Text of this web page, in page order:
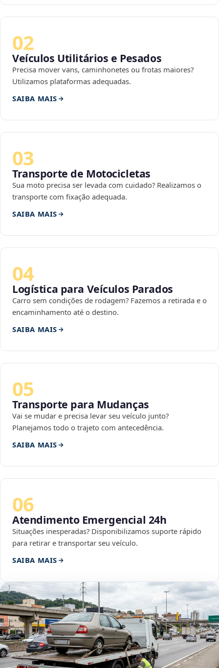
02
Veículos Utilitários e Pesados
Precisa mover vans, caminhonetes ou frotas maiores?
Utilizamos plataformas adequadas.
SAIBA MAIS
03
Transporte de Motocicletas
Sua moto precisa ser levada com cuidado? Realizamos o
transporte com fixação adequada.
SAIBA MAIS
04
Logística para Veículos Parados
Carro sem condições de rodagem? Fazemos a retirada e o
encaminhamento até o destino.
SAIBA MAIS
05
Transporte para Mudanças
Vai se mudar e precisa levar seu veículo junto?
Planejamos todo o trajeto com antecedência.
SAIBA MAIS
06
Atendimento Emergencial 24h
Situações inesperadas? Disponibilizamos suporte rápido
para retirar e transportar seu veículo.
SAIBA MAIS